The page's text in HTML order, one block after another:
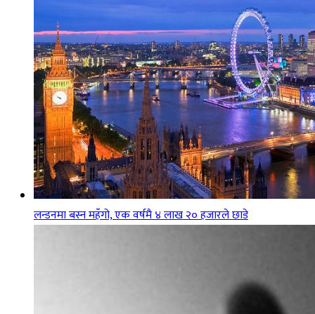
लन्डनमा बस्न महँगो, एक वर्षमै ४ लाख २० हजारले छाडे